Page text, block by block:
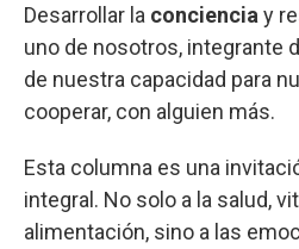
Desarrollar la conciencia y
uno de nosotros, integrante
de nuestra capacidad para
cooperar, con alguien más.
Esta columna es una
integral. No solo a la salud,
alimentación, sino a las